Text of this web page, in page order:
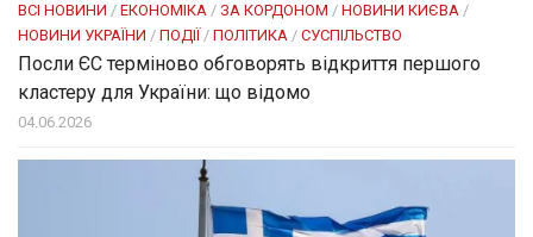
ВСІ НОВИНИ / ЕКОНОМІКА / ЗА КОРДОНОМ / НОВИНИ КИЄВА /
НОВИНИ УКРАЇНИ / ПОДІЇ / ПОЛІТИКА / СУСПІЛЬСТВО
Посли ЄC терміново обговорять відкриття першого
кластеру для України: що відомо
04.06.2026